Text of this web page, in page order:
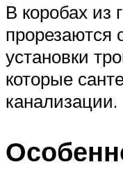
В коробах из
прорезаются
установки
которые
канализации.